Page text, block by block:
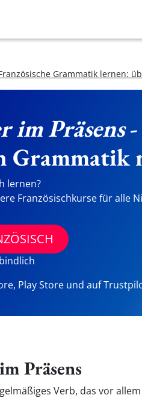
Grammatik lernen:
im Präsens-
Grammatik
lernen?
Französischkurse für alle
Play Store und auf
Präsens
Verb, das vor